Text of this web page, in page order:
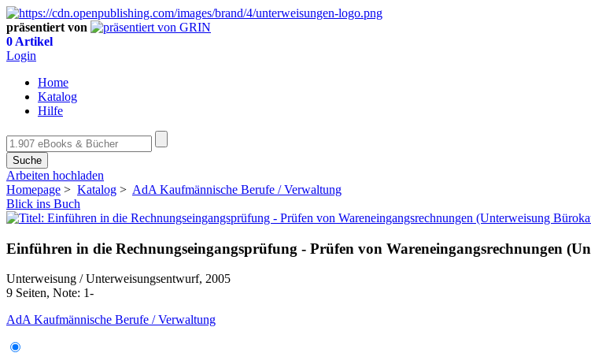
präsentiert von
0 Artikel
Login
Home
Katalog
Hilfe
Suche
Arbeiten hochladen
Homepage > Katalog > AdA Kaufmännische Berufe / Verwaltung
Blick ins Buch
Einführen in die Rechnungseingangsprüfung - Prüfen von Wareneingangsrechnungen
Unterweisung / Unterweisungsentwurf, 2005
9 Seiten, Note: 1-
AdA Kaufmännische Berufe / Verwaltung